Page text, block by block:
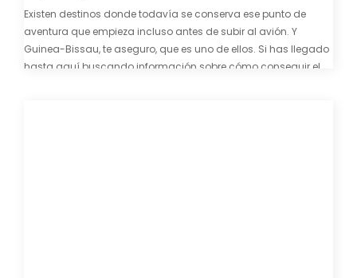
Existen destinos donde todavía se conserva ese punto de
aventura que empieza incluso antes de subir al avión. Y
Guinea-Bissau, te aseguro, que es uno de ellos. Si has llegado
hasta aquí buscando información sobre cómo conseguir el